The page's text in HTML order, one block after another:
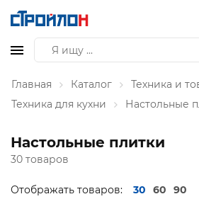
Главная Каталог
Техника и
Техника для кухни
Настольные
Настольные плитки
30 товаров
Отображать товаров: 30 60
90